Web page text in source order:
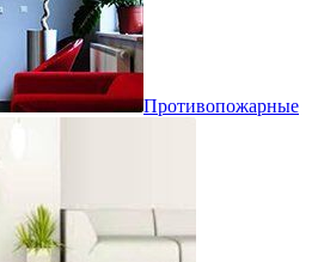
Противопожарные